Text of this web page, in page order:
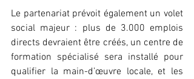
Le partenariat prévoit également un volet
social majeur : plus de 3.000 emplois
directs devraient être créés, un centre de
formation spécialisé sera installé pour
qualifier la main-d’œuvre locale, et les